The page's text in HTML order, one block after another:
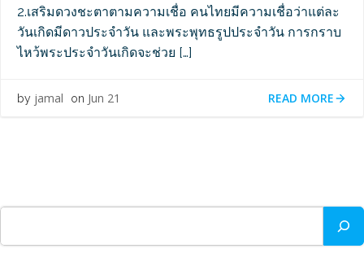
2.เสริมดวงชะตาตามความเชื่อ คนไทยมีความเชื่อว่าแต่ละ
วันเกิดมีดาวประจำวัน และพระพุทธรูปประจำวัน การกราบ
ไหว้พระประจำวันเกิดจะช่วย […]
by jamal on Jun 21 READ MORE